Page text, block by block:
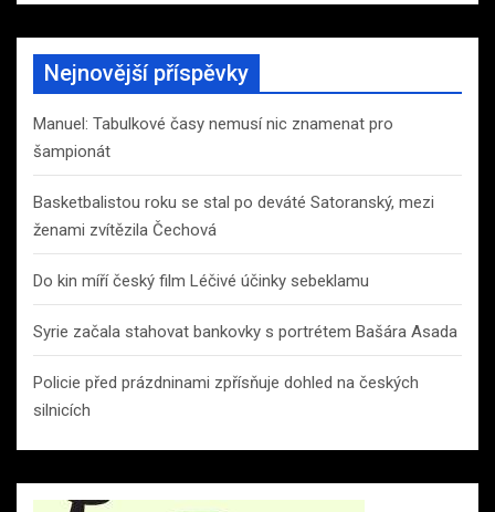
Nejnovější příspěvky
Manuel: Tabulkové časy nemusí nic znamenat pro
šampionát
Basketbalistou roku se stal po deváté Satoranský, mezi
ženami zvítězila Čechová
Do kin míří český film Léčivé účinky sebeklamu
Syrie začala stahovat bankovky s portrétem Bašára Asada
Policie před prázdninami zpřísňuje dohled na českých
silnicích